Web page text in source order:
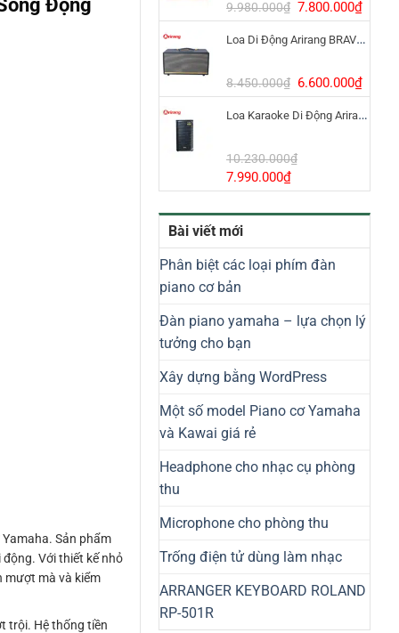
8.800.000₫.
9.980.000₫ Giá
gốc
là:
7.800.000₫Giá
hiện
tại
Loa Di Động Arirang BRAVO 8 800W Có Micro
8.450.000₫ Giá
gốc
là:
6.600.000₫Giá
hiện
tại
Loa Karaoke Di Động Arirang EDGE-X Model I
10.230.000₫
Giá
gốc
là:
10.230.000₫.
7.990.000₫Giá
hiện
tại
7.990.000₫.
Bài viết mới
Phân biệt các loại phím đàn
piano cơ bản
Đàn piano yamaha – lựa chọn lý
tưởng cho bạn
Xây dựng bằng WordPress
Một số model Piano cơ Yamaha
và Kawai giá rẻ
Headphone cho nhạc cụ phòng
thu
Microphone cho phòng thu
Trống điện tử dùng làm nhạc
ARRANGER KEYBOARD ROLAND
RP-501R
Động
Sản phẩm
Với thiết kế nhỏ
mượt mà và kiểm
trội. Hệ thống tiền